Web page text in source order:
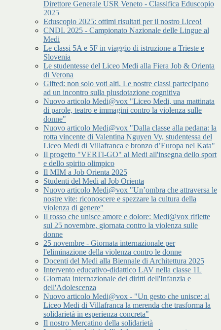
Direttore Generale USR Veneto - Classifica Eduscopio
2025
Eduscopio 2025: ottimi risultati per il nostro Liceo!
CNDL 2025 - Campionato Nazionale delle Lingue al
Medi
Le classi 5A e 5F in viaggio di istruzione a Trieste e
Slovenia
Le studentesse del Liceo Medi alla Fiera Job & Orienta
di Verona
Gifted: non solo voti alti. Le nostre classi partecipano
ad un incontro sulla plusdotazione cognitiva
Nuovo articolo Medi@vox "Liceo Medi, una mattinata
di parole, teatro e immagini contro la violenza sulle
donne"
Nuovo articolo Medi@vox "Dalla classe alla pedana: la
rotta vincente di Valentina Nguyen Vy, studentessa del
Liceo Medi di Villafranca e bronzo d’Europa nel Kata"
Il progetto "VERTI-GO" al Medi all'insegna dello sport
e dello spirito olimpico
Il MIM a Job Orienta 2025
Studenti del Medi al Job Orienta
Nuovo articolo Medi@vox "Un’ombra che attraversa le
nostre vite: riconoscere e spezzare la cultura della
violenza di genere"
Il rosso che unisce amore e dolore: Medi@vox riflette
sul 25 novembre, giornata contro la violenza sulle
donne
25 novembre - Giornata internazionale per
l'eliminazione della violenza contro le donne
Docenti del Medi alla Biennale di Architettura 2025
Intervento educativo-didattico LAV nella classe 1L
Giornata internazionale dei diritti dell'Infanzia e
dell'Adolescenza
Nuovo articolo Medi@vox - "Un gesto che unisce: al
Liceo Medi di Villafranca la merenda che trasforma la
solidarietà in esperienza concreta"
Il nostro Mercatino della solidarietà